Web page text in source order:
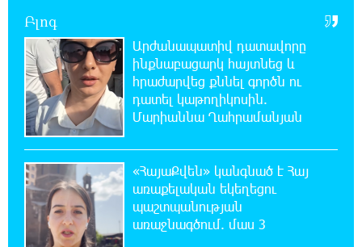
վերաբերող առաջնային հարցերի մասին՝
գյուղտեխնիկայից մինչև անվճար երթուղի. Անդրանիկ
Գևորգյան
18:25:05 7-08-2026
գործունեությունը Ռուսաստանում
18:08:44 7-08-2026
Դանակահարություն՝ Մասիսի
գազալցակայաններից մեկի մոտ.
Բլոգ
Արժանապատիվ դատավորը
ինքնաբացարկ հայտնեց և
հրաժարվեց քննել գործն ու
դատել կաթողիկոսին.
Մարիաննա Ղահրամանյան
«ՀայաՔվեն» կանգնած է Հայ
առաքելական եկեղեցու
պաշտպանության
առաջնագծում. մաս 3